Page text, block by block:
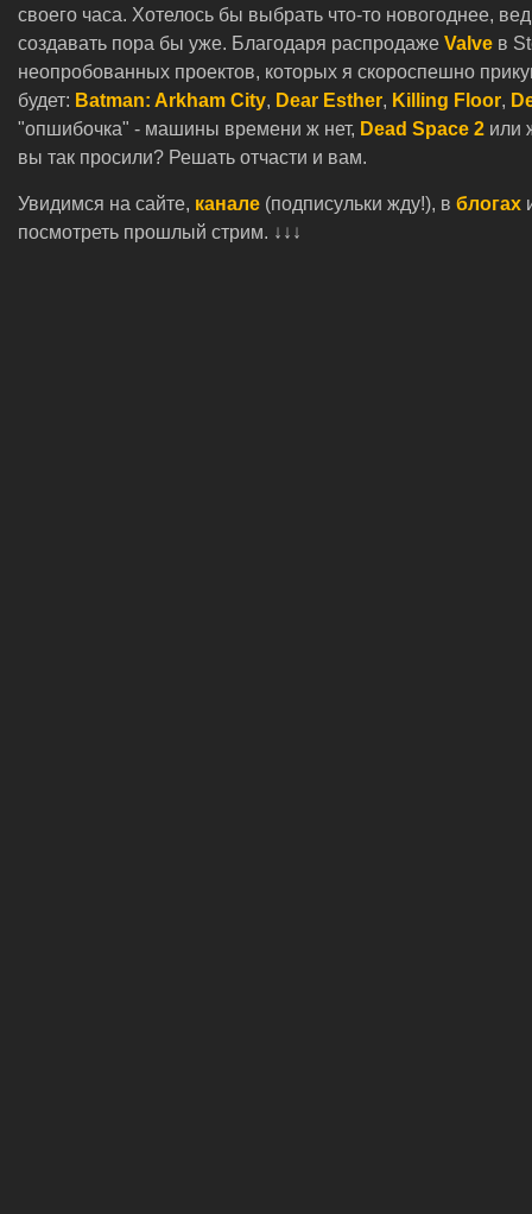
своего часа. Хотелось бы выбрать что-то новогоднее,
создавать пора бы уже. Благодаря распродаже Valve в
неопробованных проектов, которых я скороспешно
будет: Batman: Arkham City, Dear Esther, Killing Floor,
"опшибочка" - машины времени ж нет, Dead Space 2 или
вы так просили? Решать отчасти и вам.
Увидимся на сайте, канале (подписульки жду!), в блогах
посмотреть прошлый стрим. ↓↓↓